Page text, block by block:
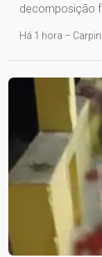
decomposição
Há 1 hora –